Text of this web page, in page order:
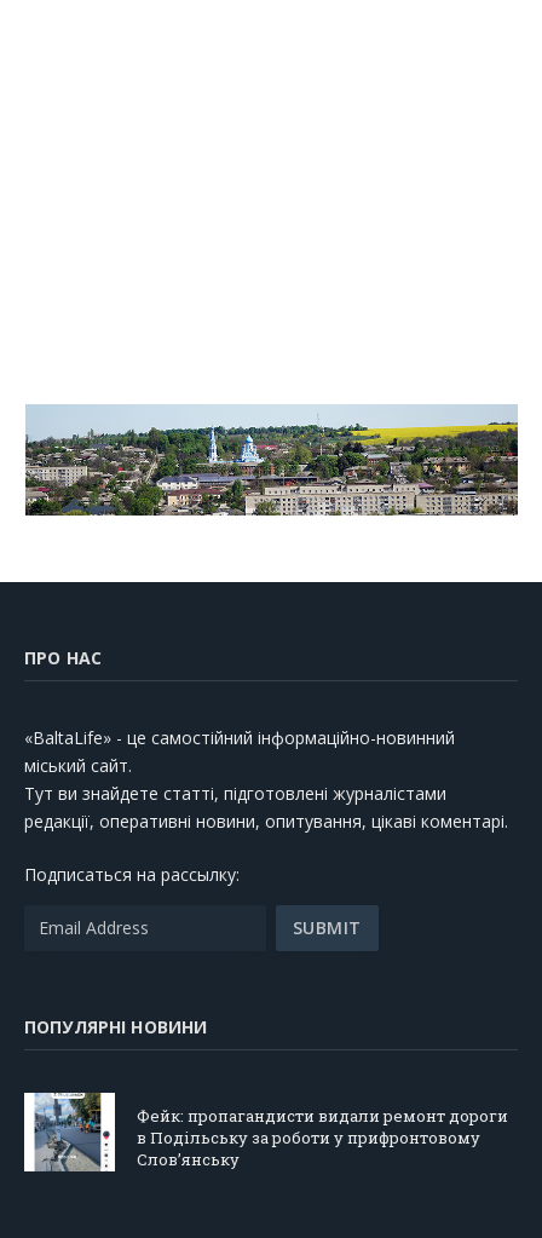
ПРО НАС
«BaltaLife» - це самостійний інформаційно-новинний
міський сайт.
Тут ви знайдете статті, підготовлені журналістами
редакції, оперативні новини, опитування, цікаві коментарі.
Подписаться на рассылку:
ПОПУЛЯРНІ НОВИНИ
Фейк: пропагандисти видали ремонт дороги
в Подільську за роботи у прифронтовому
Слов’янську